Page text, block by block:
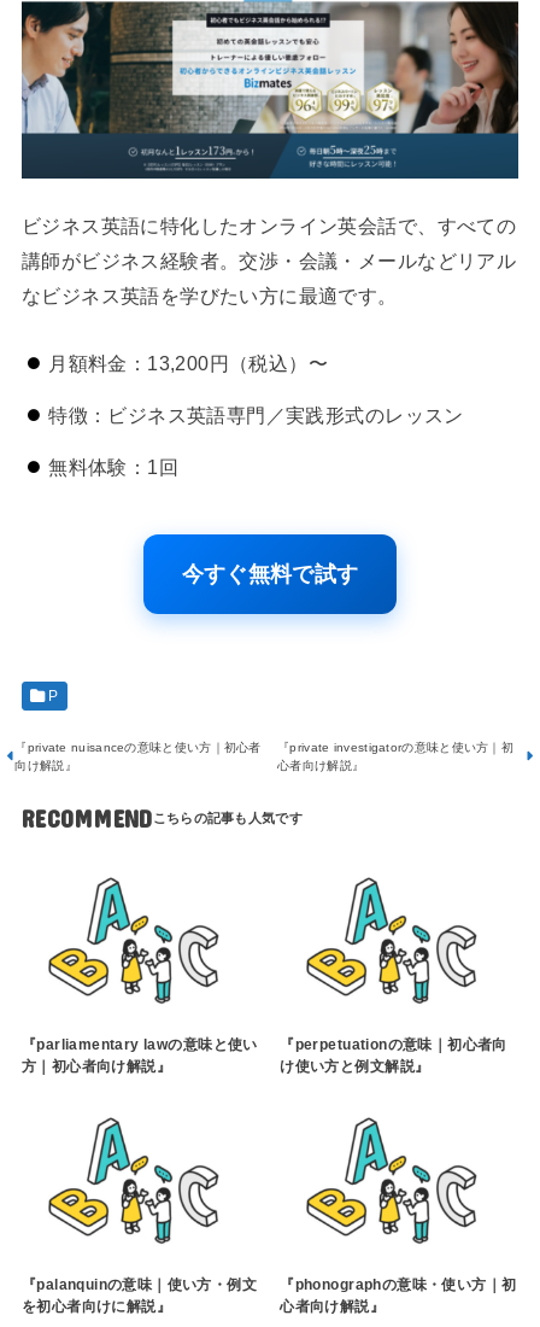
ビジネス英語に特化したオンライン英会話で、すべての
講師がビジネス経験者。交渉・会議・メールなどリアル
なビジネス英語を学びたい方に最適です。
月額料金：13,200円（税込）〜
特徴：ビジネス英語専門／実践形式のレッスン
無料体験：1回
今すぐ無料で試す
P
『private nuisanceの意味と使い方｜初心者
向け解説』
『private investigatorの意味と使い方｜初
心者向け解説』
RECOMMEND
『parliamentary lawの意味と使い
方｜初心者向け解説』
『perpetuationの意味｜初心者向
け使い方と例文解説』
『palanquinの意味｜使い方・例文
を初心者向けに解説』
『phonographの意味・使い方｜初
心者向け解説』